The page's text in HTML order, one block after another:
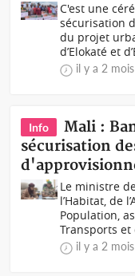
C'est une
sécurisation
du projet
d’Elokaté et
il y a 2 mois
Info
Mali :
sécurisation
Le ministre
l’Habitat, de
Population,
Transports
il y a 2 mois